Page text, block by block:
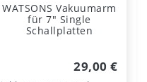
WATSONS Vakuumarm
für 7" Single
Schallplatten
29,00 €